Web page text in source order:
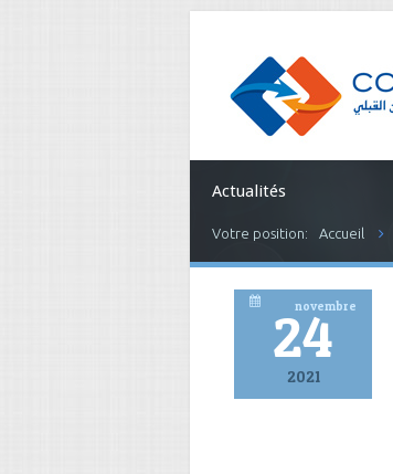
Actualités
Votre position: Accueil
24
novembre
2021